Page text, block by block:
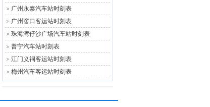
广州永泰汽车站时刻表
广州窖口客运站时刻表
珠海湾仔沙广场汽车站时刻表
普宁汽车站时刻表
江门义祠客运站时刻表
梅州汽车客运站时刻表